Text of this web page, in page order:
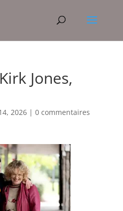
Jones,
2026| 0 commentaires